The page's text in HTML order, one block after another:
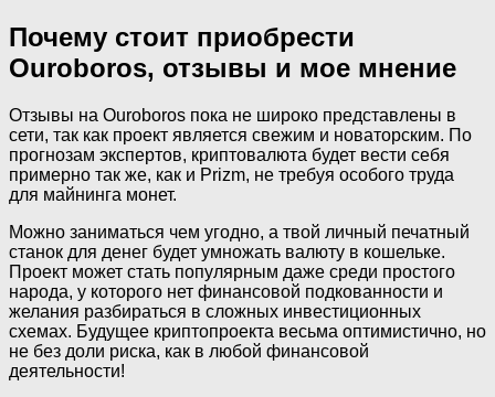
Почему стоит приобрести
Ouroboros, отзывы и мое мнение
Отзывы на Ouroboros пока не широко представлены в
сети, так как проект является свежим и новаторским. По
прогнозам экспертов, криптовалюта будет вести себя
примерно так же, как и Prizm, не требуя особого труда
для майнинга монет.
Можно заниматься чем угодно, а твой личный печатный
станок для денег будет умножать валюту в кошельке.
Проект может стать популярным даже среди простого
народа, у которого нет финансовой подкованности и
желания разбираться в сложных инвестиционных
схемах. Будущее криптопроекта весьма оптимистично, но
не без доли риска, как в любой финансовой
деятельности!